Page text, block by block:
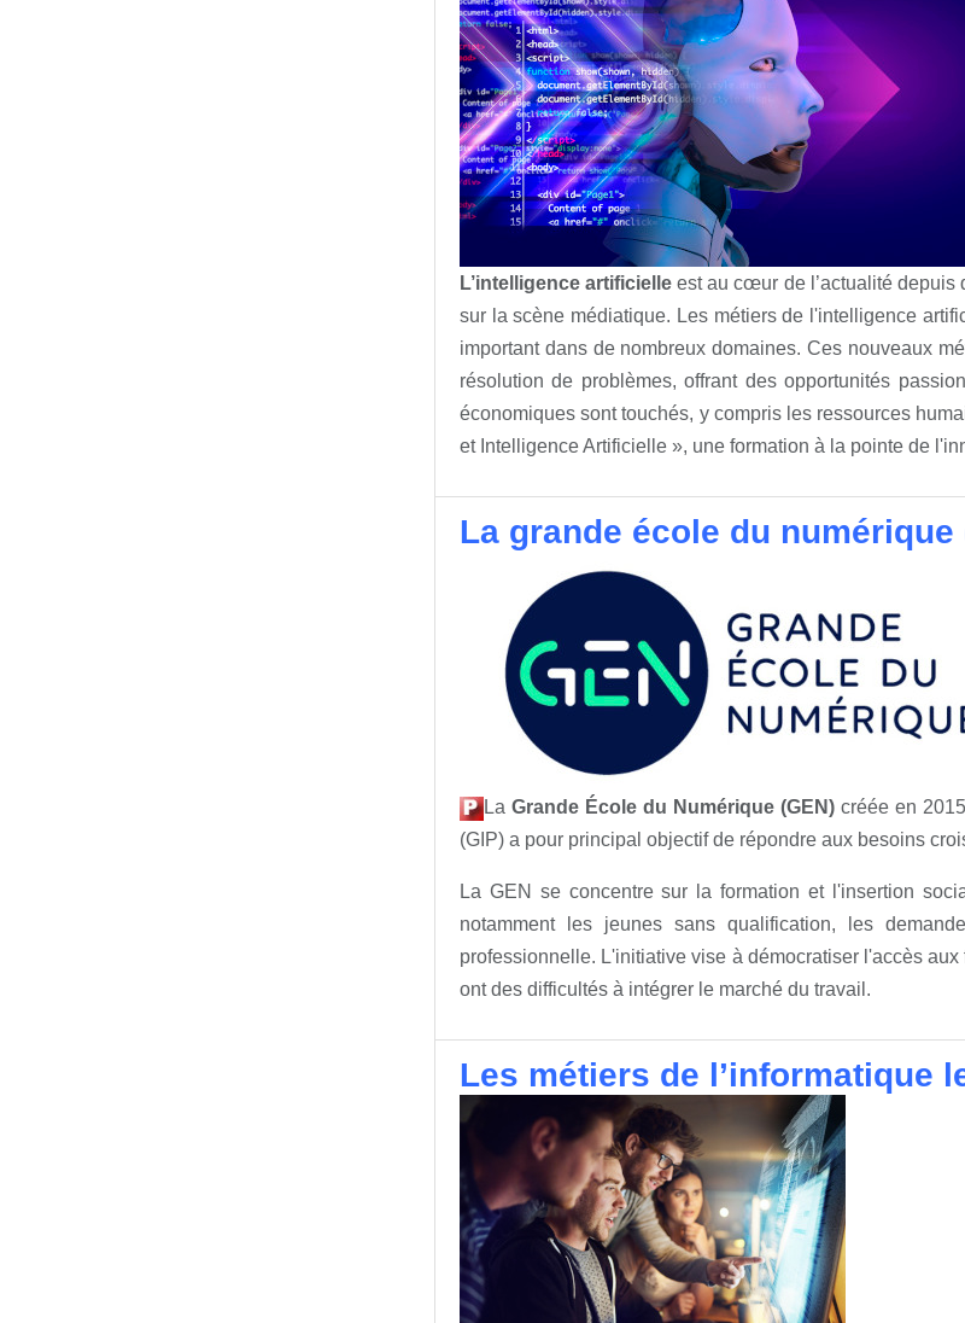
L’intelligence artificielle est au cœur de l’actualité depuis
sur la scène médiatique. Les métiers de l'intelligence
important dans de nombreux domaines. Ces nouveaux
résolution de problèmes, offrant des opportunités
économiques sont touchés, y compris les ressources
et Intelligence Artificielle », une formation à la pointe de
La grande école du numérique
La Grande École du Numérique (GEN)créée en
(GIP) a pour principal objectif de répondre aux besoins
La GEN se concentre sur la formation et l'insertion
notamment les jeunes sans qualification, les
professionnelle. L'initiative vise à démocratiser l'accès
ont des difficultés à intégrer le marché du travail.
Les métiers de l’informatique